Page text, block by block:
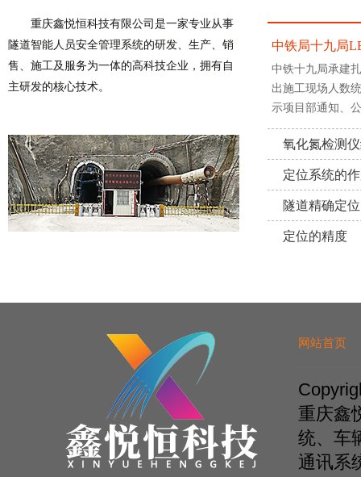
重庆鑫悦恒科技有限公司是一家专业从事
隧道智能人员安全管理系统的研发、生产、销
售、施工及服务为一体的高科技企业，拥有自
主研发的核心技术。
中铁局十九局
中铁十九局承建
出施工现场人
示项目部通知、
氧化氮检测
定位系统的
隧道精确定
定位的精度
网站首页
重庆鑫
统、车
通讯系